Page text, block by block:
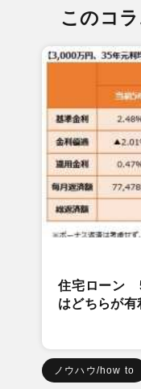
このコ
住宅ローン
はどちらが有
ノウハウ/how to